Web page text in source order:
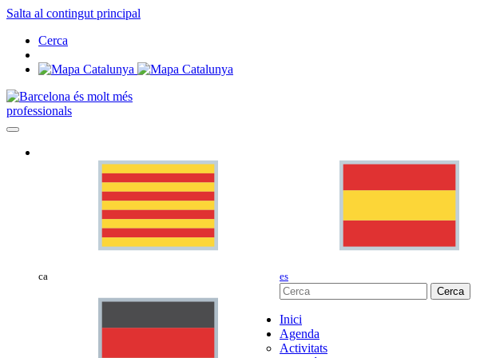
Salta al contingut principal
Cerca
professionals
ca es
Cerca
Inici
Agenda
Activitats